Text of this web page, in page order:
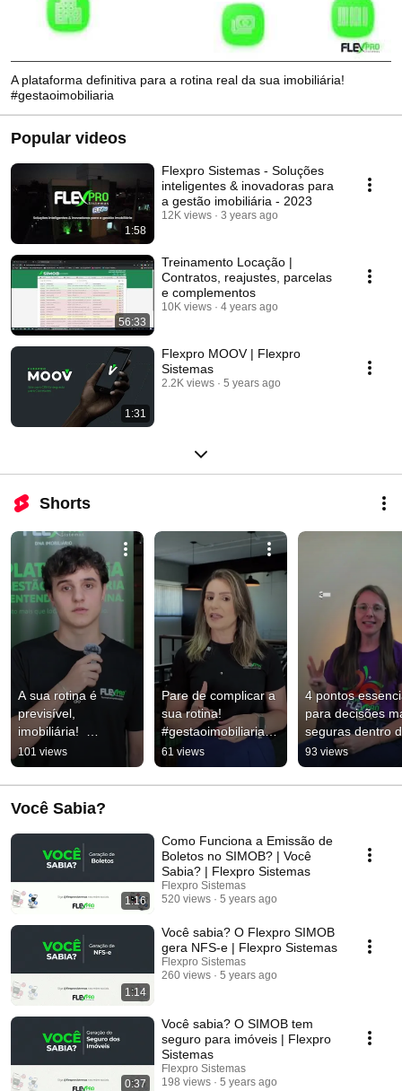
A plataforma definitiva para a rotina real da sua imobiliária!
#gestaoimobiliaria
Popular videos
1:58
Flexpro Sistemas - Soluções
inteligentes & inovadoras para
a gestão imobiliária - 2023
12K views 3 years ago
56:33
Treinamento Locação |
Contratos, reajustes, parcelas
e complementos
10K views 4 years ago
1:31
Flexpro MOOV | Flexpro
Sistemas
2.2K views 5 years ago
Shorts
A sua rotina é
previsível,
imobiliária!
#gestaoimobiliaria
101 views
Pare de complicar a
sua rotina!
#gestaoimobiliaria
#imobiliaria
61 views
4 pontos
para decisões
seguras dentro
imobiliária
93 views
Você Sabia?
1:16
Como Funciona a Emissão de
Boletos no SIMOB? | Você
Sabia? | Flexpro Sistemas
Flexpro Sistemas
520 views
5 years ago
1:14
Você sabia? O Flexpro SIMOB
gera NFS-e | Flexpro Sistemas
Flexpro Sistemas
260 views
5 years ago
0:37
Você sabia? O SIMOB tem
seguro para imóveis | Flexpro
Sistemas
Flexpro Sistemas
198 views
5 years ago